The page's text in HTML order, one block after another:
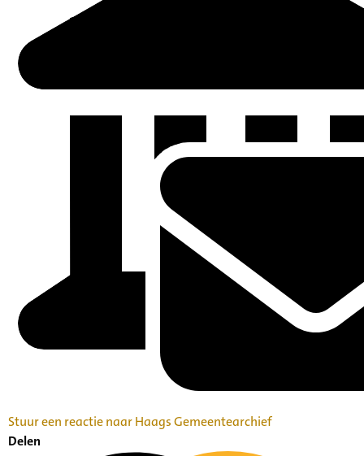
Stuur een reactie naar Haags Gemeentearchief
Delen